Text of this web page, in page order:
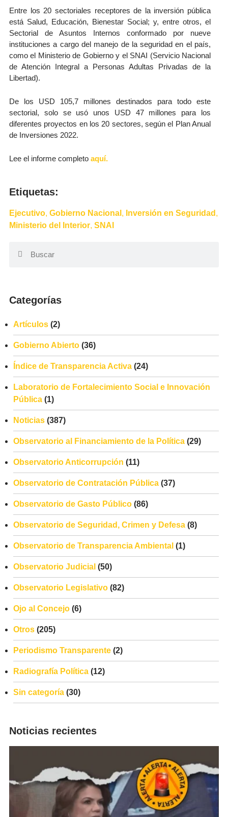
Entre los 20 sectoriales receptores de la inversión pública
está Salud, Educación, Bienestar Social; y, entre otros, el
Sectorial de Asuntos Internos conformado por nueve
instituciones a cargo del manejo de la seguridad en el país,
como el Ministerio de Gobierno y el SNAI (Servicio Nacional
de Atención Integral a Personas Adultas Privadas de la
Libertad).
De los USD 105,7 millones destinados para todo este
sectorial, solo se usó unos USD 47 millones para los
diferentes proyectos en los 20 sectores, según el Plan Anual
de Inversiones 2022.
Lee el informe completo aquí.
Etiquetas:
Ejecutivo, Gobierno Nacional , Inversión en Seguridad ,
Ministerio del Interior, SNAI
Categorías
Artículos (2)
Gobierno Abierto (36)
Índice de Transparencia Activa (24)
Laboratorio de Fortalecimiento Social e Innovación
Pública (1)
Noticias (387)
Observatorio al Financiamiento de la Política (29)
Observatorio Anticorrupción (11)
Observatorio de Contratación Pública (37)
Observatorio de Gasto Público (86)
Observatorio de Seguridad, Crimen y Defesa (8)
Observatorio de Transparencia Ambiental (1)
Observatorio Judicial (50)
Observatorio Legislativo (82)
Ojo al Concejo (6)
Otros (205)
Periodismo Transparente (2)
Radiografía Política (12)
Sin categoría (30)
Noticias recientes